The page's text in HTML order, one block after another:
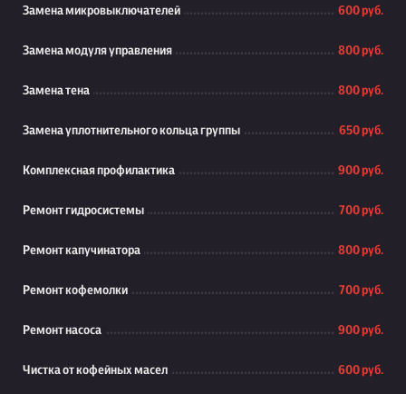
Замена микровыключателей 600 руб.
Замена модуля управления 800 руб.
Замена тена 800 руб.
Замена уплотнительного кольца группы 650 руб.
Комплексная профилактика 900 руб.
Ремонт гидросистемы 700 руб.
Ремонт капучинатора 800 руб.
Ремонт кофемолки 700 руб.
Ремонт насоса 900 руб.
Чистка от кофейных масел 600 руб.